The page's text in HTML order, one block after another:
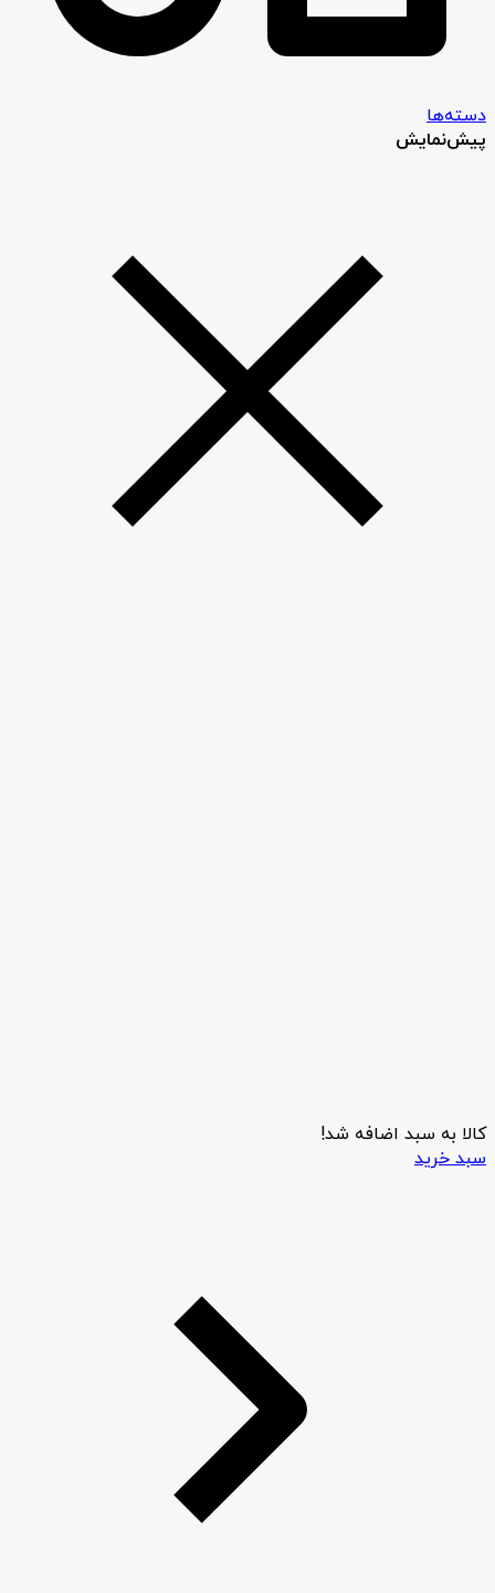
دسته‌ها
پیش‌نمایش
کالا به سبد اضافه شد!
سبد خرید